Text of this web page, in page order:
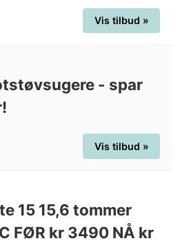
Vis tilbud »
- spar
Vis tilbud »
15 15,6 tommer
FØR kr 3490 NÅ kr